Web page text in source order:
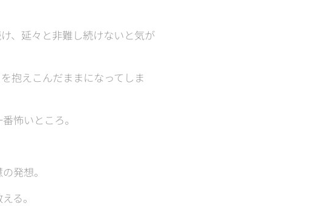
、延々と非難し続けないと気が
抱えこんだままになってしま
怖いところ。
発想。
る。